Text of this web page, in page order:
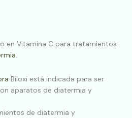
en Vitamina C para tratamientos
.
Biloxi está indicada para ser
aparatos de diatermia y
de diatermia y